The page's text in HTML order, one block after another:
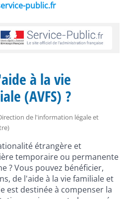
public.fr
à la vie
(AVFS) ?
de l'information légale et
étrangère et
temporaire ou permanente
? Vous pouvez bénéficier,
de l'aide à la vie familiale et
est destinée à compenser la